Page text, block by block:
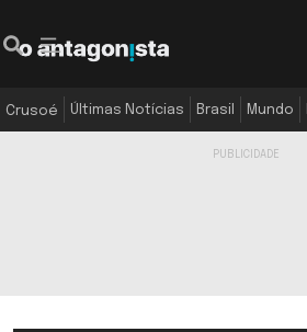
Crusoé Últimas Notícias Brasil Mundo